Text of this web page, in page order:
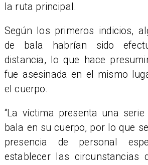
la ruta principal.
​Según los primeros indicios,
de bala habrían sido
distancia, lo que hace
fue asesinada en el mismo
el cuerpo.
“La víctima presenta una
bala en su cuerpo, por lo que
presencia de personal
establecer las circunstancias